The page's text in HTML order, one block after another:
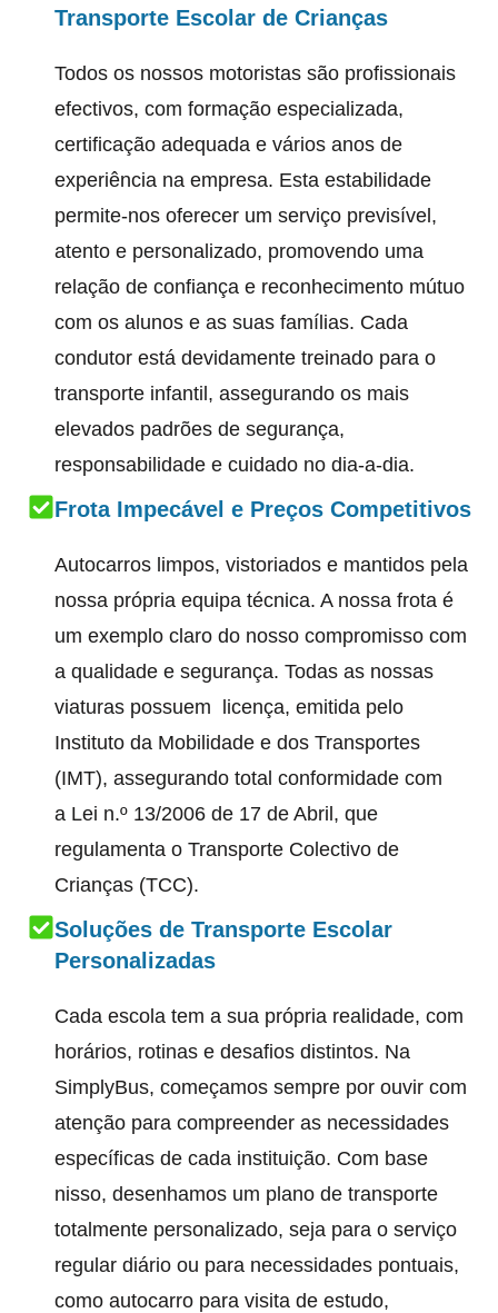
Transporte Escolar de Crianças
Todos os nossos motoristas são profissionais
efectivos, com formação especializada,
certificação adequada e vários anos de
experiência na empresa. Esta estabilidade
permite-nos oferecer um serviço previsível,
atento e personalizado, promovendo uma
relação de confiança e reconhecimento mútuo
com os alunos e as suas famílias. Cada
condutor está devidamente treinado para o
transporte infantil, assegurando os mais
elevados padrões de segurança,
responsabilidade e cuidado no dia-a-dia.
Frota Impecável e Preços Competitivos
Autocarros limpos, vistoriados e mantidos pela
nossa própria equipa técnica. A nossa frota é
um exemplo claro do nosso compromisso com
a qualidade e segurança. Todas as nossas
viaturas possuem licença, emitida pelo
Instituto da Mobilidade e dos Transportes
(IMT), assegurando total conformidade com
a Lei n.º 13/2006 de 17 de Abril, que
regulamenta o Transporte Colectivo de
Crianças (TCC).
Soluções de Transporte Escolar
Personalizadas
Cada escola tem a sua própria realidade, com
horários, rotinas e desafios distintos. Na
SimplyBus, começamos sempre por ouvir com
atenção para compreender as necessidades
específicas de cada instituição. Com base
nisso, desenhamos um plano de transporte
totalmente personalizado, seja para o serviço
regular diário ou para necessidades pontuais,
como autocarro para visita de estudo,